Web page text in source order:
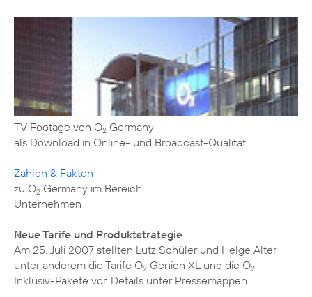
TV Footage von O2 Germany
als Download in Online- und Broadcast-Qualität
Zahlen & Fakten
zu O2 Germany im Bereich
Unternehmen
Neue Tarife und Produktstrategie
Am 25. Juli 2007 stellten Lutz Schüler und Helge Alter
unter anderem die Tarife O2 Genion XL und die O2
Inklusiv-Pakete vor. Details unter Pressemappen